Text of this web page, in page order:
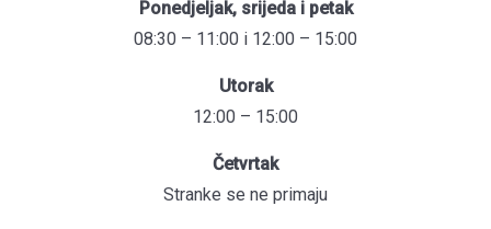
Ponedjeljak, srijeda i petak
08:30 – 11:00 i 12:00 – 15:00
Utorak
12:00 – 15:00
Četvrtak
Stranke se ne primaju